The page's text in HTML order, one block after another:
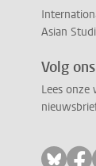
Asian
Volg ons
Lees onze
Volg